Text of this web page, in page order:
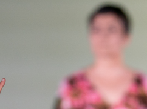
yhdenvertaisuussuunnitelma
Turvallisemman tilan